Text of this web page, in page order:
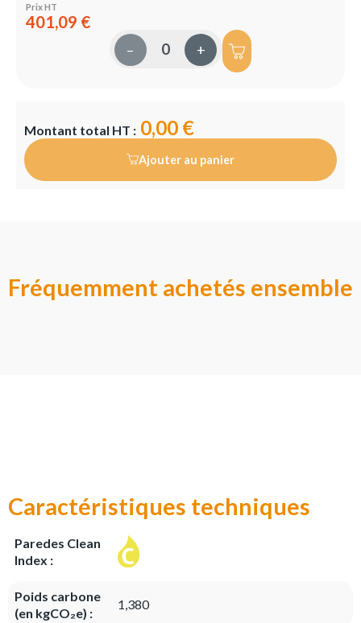
Prix HT
401,09 €
– +
Montant total HT : 0,00 €
Ajouter au panier
Fréquemment achetés ensemble
Caractéristiques techniques
Paredes Clean
Index :
Poids carbone
(en kgCO₂e) :
1,380